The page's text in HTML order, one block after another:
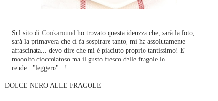
Sul sito diCookaround ho trovato questa ideuzza che, sarà la foto,
sarà la primavera che ci fa sospirare tanto, mi ha assolutamente
affascinata... devo dire che mi è piaciuto proprio tantissimo! E'
mooolto cioccolatoso ma il gusto fresco delle fragole lo
rende..."leggero"...!
DOLCE NERO ALLE FRAGOLE